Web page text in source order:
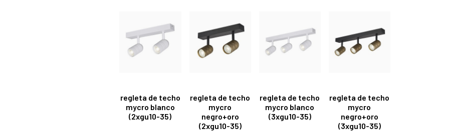
regleta de techo
mycro blanco
(2xgu10-35)
regleta de techo
mycro
negro+oro
(2xgu10-35)
regleta de techo
mycro blanco
(3xgu10-35)
regleta de techo
mycro
negro+oro
(3xgu10-35)